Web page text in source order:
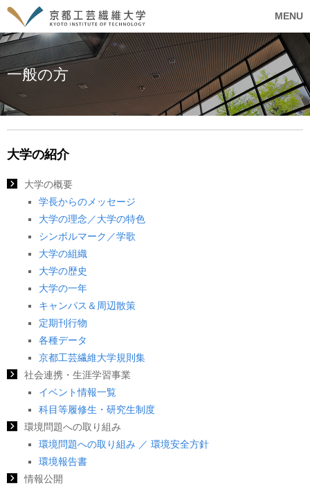
MENU
一般の方
大学の紹介
大学の概要
学長からのメッセージ
大学の理念／大学の特色
シンボルマーク／学歌
大学の組織
大学の歴史
大学の一年
キャンパス＆周辺散策
定期刊行物
各種データ
京都工芸繊維大学規則集
社会連携・生涯学習事業
イベント情報一覧
科目等履修生・研究生制度
環境問題への取り組み
環境問題への取り組み ／ 環境安全方針
環境報告書
情報公開